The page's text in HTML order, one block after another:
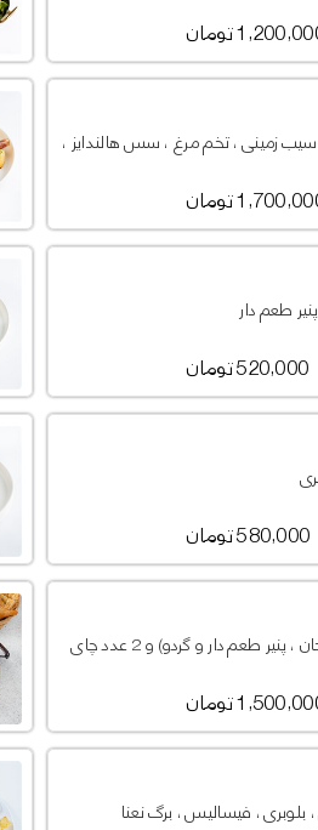
تومان
سیب زمینی ، تخم مرغ ، سس هالندایز ،
تومان
طعم دار
520,000 تومان
580,000 تومان
طعم دار و گردو) و 2 عدد چای
تومان
، فیسالیس ، برگ نعنا